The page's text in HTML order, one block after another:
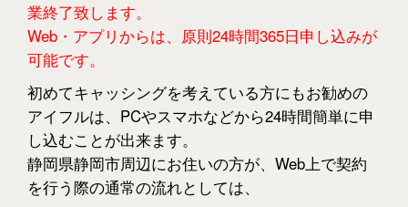
業終了致します。
Web・アプリからは、原則24時間365日申し込みが
可能です。
初めてキャッシングを考えている方にもお勧めの
アイフルは、PCやスマホなどから24時間簡単に申
し込むことが出来ます。
静岡県静岡市周辺にお住いの方が、Web上で契約
を行う際の通常の流れとしては、